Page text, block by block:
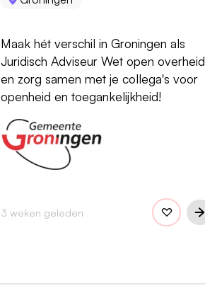
Maak hét verschil in Groningen als
Juridisch Adviseur Wet open overheid
en zorg samen met je collega's voor
openheid en toegankelijkheid!
3 weken geleden